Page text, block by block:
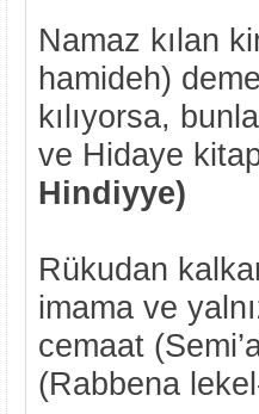
Namaz kılan
hamideh)
kılıyorsa,
ve Hidaye
Hindiyye)
Rükudan
imama ve
cemaat
(Rabbena